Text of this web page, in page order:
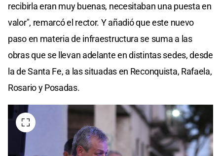
recibirla eran muy buenas, necesitaban una puesta en
valor", remarcó el rector. Y añadió que este nuevo
paso en materia de infraestructura se suma a las
obras que se llevan adelante en distintas sedes, desde
la de Santa Fe, a las situadas en Reconquista, Rafaela,
Rosario y Posadas.